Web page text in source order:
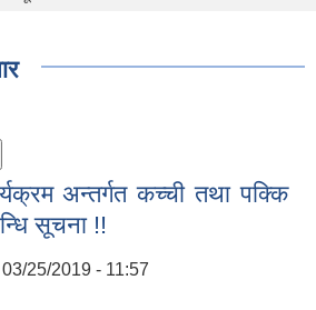
अन्तर्गत कच्ची तथा पक्कि
सूचना !!
03/25/2019 - 11:57